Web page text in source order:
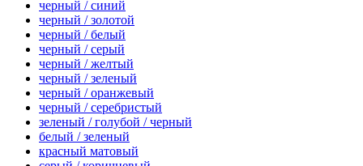
черный / синий
черный / золотой
черный / белый
черный / серый
черный / желтый
черный / зеленый
черный / оранжевый
черный / серебристый
зеленый / голубой / черный
белый / зеленый
красный матовый